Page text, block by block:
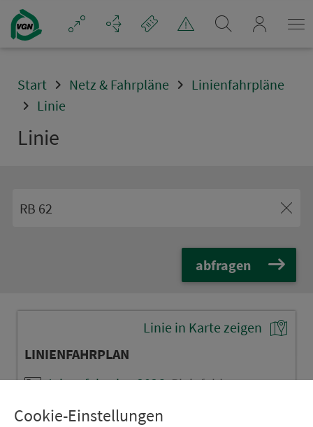
Navigation überspringen
Start Netz & Fahrpläne
Linienfahrpläne
Linie
Linie
abfragen
Linie in Karte zeigen
LINIENFAHRPLAN
Jahresfahrplan 2026 Pleinfeld -
('Hesselbergbahn') (PDF, 178 kB)
Cookie-Einstellungen